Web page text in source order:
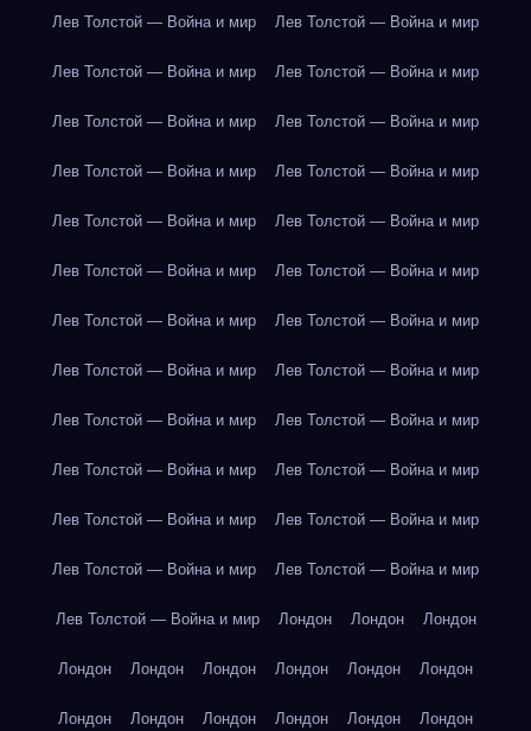
Лев Толстой — Война и мир Лев Толстой — Война и мир
Лев Толстой — Война и мир Лев Толстой — Война и мир
Лев Толстой — Война и мир Лев Толстой — Война и мир
Лев Толстой — Война и мир Лев Толстой — Война и мир
Лев Толстой — Война и мир Лев Толстой — Война и мир
Лев Толстой — Война и мир Лев Толстой — Война и мир
Лев Толстой — Война и мир Лев Толстой — Война и мир
Лев Толстой — Война и мир Лев Толстой — Война и мир
Лев Толстой — Война и мир Лев Толстой — Война и мир
Лев Толстой — Война и мир Лев Толстой — Война и мир
Лев Толстой — Война и мир Лев Толстой — Война и мир
Лев Толстой — Война и мир Лев Толстой — Война и мир
Лев Толстой — Война и мир Лондон Лондон Лондон
Лондон Лондон Лондон Лондон Лондон Лондон
Лондон Лондон Лондон Лондон Лондон Лондон